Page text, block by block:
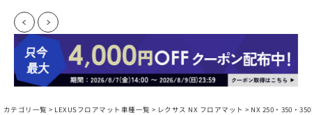
カテゴリ一覧 > LEXUSフロアマット車種一覧 > レクサス NX フロアマット > NX 250・350・